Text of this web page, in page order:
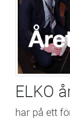
ELKO
har på ett